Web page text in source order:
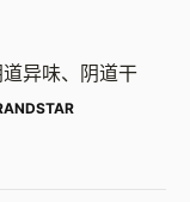
异味、阴道干